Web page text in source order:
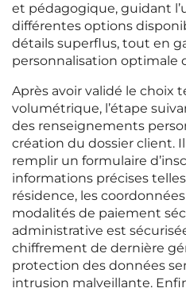
et pédagogique, guidant
différentes options
détails superflus, tout en
personnalisation optimale
Après avoir validé le choix
volumétrique, l’étape
des renseignements
création du dossier client.
remplir un formulaire
informations précises telles
résidence, les
modalités de paiement
administrative est
chiffrement de dernière
protection des données
intrusion malveillante.